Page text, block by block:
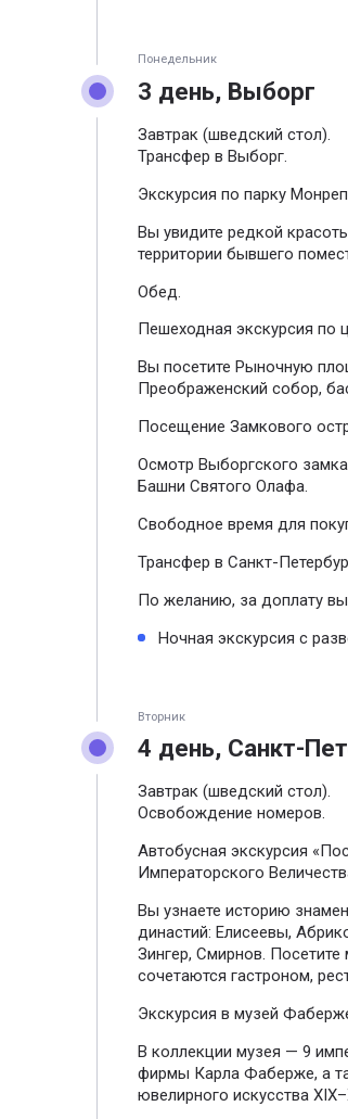
Понедельник
3 день, Выборг
Завтрак (шведский стол).
Трансфер в Выборг.
Экскурсия по парку
Вы увидите редкой
территории бывшего
Обед.
Пешеходная экскурсия по
Вы посетите Рыночную
Преображенский собор,
Посещение Замкового
Осмотр Выборгского
Башни Святого Олафа.
Свободное время для
Трансфер в Санкт-
По желанию, за доплату
Ночная экскурсия с
Вторник
4 день, Санкт-
Завтрак (шведский стол).
Освобождение номеров.
Автобусная экскурсия
Императорского
Вы узнаете историю
династий: Елисеевы,
Зингер, Смирнов. Посетите
сочетаются гастроном,
Экскурсия в музей
В коллекции музея — 9
фирмы Карла Фаберже, а
ювелирного искусства